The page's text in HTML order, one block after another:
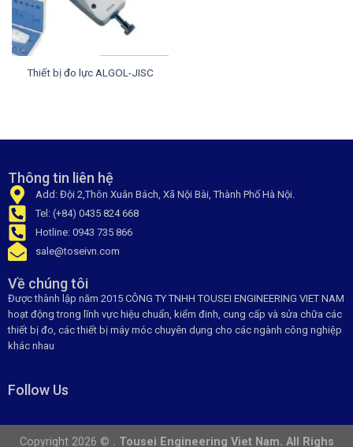
Thiết bị đo lực ALGOL-JISC
Thông tin liên hệ
Add: Đội 2,Thôn Xuân Bách, Xã Nội Bài, Thành Phố Hà Nội.
Tel: (+84) 0435 824 668
Hotline: 0943 735 866
sale@toseivn.com
Về chúng tôi
Được thành lập năm 2015 CÔNG TY TNHH TOUSEI ENGINEERING VIET NAM
hoạt động trong lĩnh vực hiệu chuẩn, kiểm đinh, cung cấp và sửa chữa các
thiết bị đo, các thiết bị máy móc chuyên dụng cho các ngành công nghiệp
khác nhau
Follow Us
Copyright 2026 © . Tousei Engineering Viet Nam. All Righs